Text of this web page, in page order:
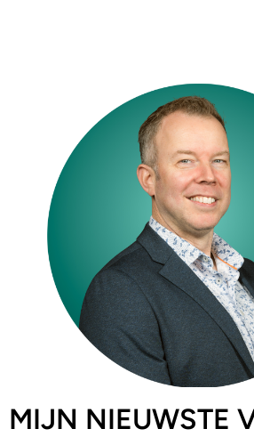
MIJN NIEUWSTE